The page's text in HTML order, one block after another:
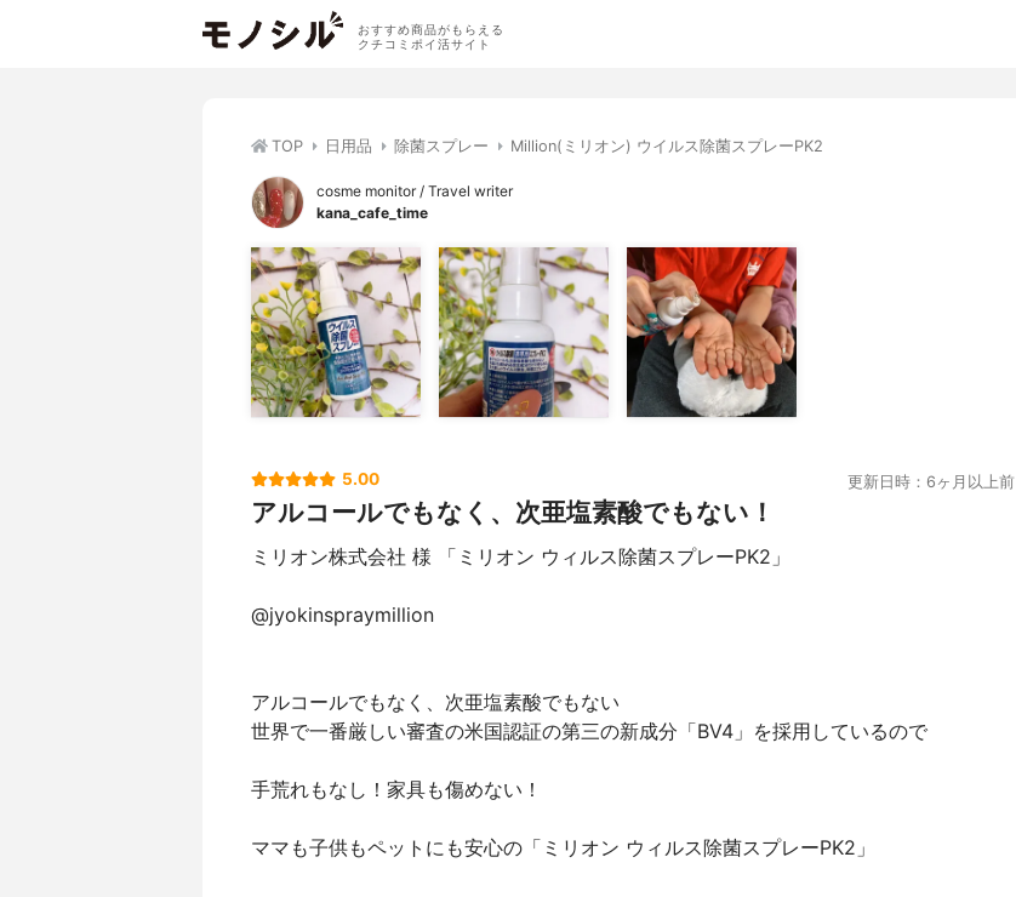
おすすめ商品がもらえる
クチコミポイ活サイト
TOP 日用品 除菌スプレー Million(ミリオン) ウイルス除菌スプレーPK2
cosme monitor / Travel writer
kana_cafe_time
5.00 更新日時：6ヶ月以上前
アルコールでもなく、次亜塩素酸でもない！
ミリオン株式会社 様 「ミリオン ウィルス除菌スプレーPK2」
@jyokinspraymillion
アルコールでもなく、次亜塩素酸でもない
世界で一番厳しい審査の米国認証の第三の新成分「BV4」を採用しているので
手荒れもなし！家具も傷めない！
ママも子供もペットにも安心の「ミリオン ウィルス除菌スプレーPK2」